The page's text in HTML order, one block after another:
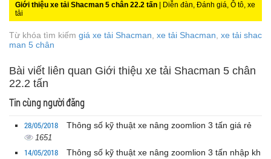
Giới thiệu xe tải Shacman 5 chân 22.2 tấn | Diễn đàn, Đánh giá, Ô tô, xe
tải
Từ khóa tìm kiếm giá xe tải Shacman, xe tải Shacman, xe tải shac
man 5 chân
Bài viết liên quan Giới thiệu xe tải Shacman 5 chân
22.2 tấn
Tin cùng người đăng
28/05/2018 Thông số kỹ thuật xe nâng zoomlion 3 tấn giá rẻ
1651
14/05/2018
Thông số kỹ thuật xe nâng zoomlion 3 tấn nhập kh